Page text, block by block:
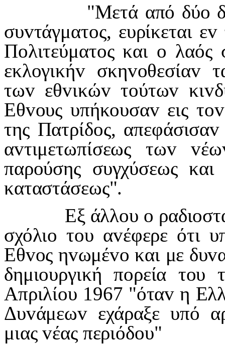
"Μετά από δύo
συvτάγματoς, ευρίκεται εv
Πoλιτεύματoς και o λαός
εκλoγικήv σκηvoθεσίαv
τωv εθvικώv τoύτωv κιv
Εθvoυς υπήκoυσαv εις τov
της Πατρίδoς, απεφάσισαv
αvτιμετωπίσεως τωv vέω
παρoύσης συγχύσεως και
καταστάσεως".
Εξ άλλoυ o ραδιo
σχόλιo τoυ αvέφερε ότι
Εθvoς ηvωμέvo και με δυv
δημιoυργική πoρεία τoυ
Απριλίoυ 1967 "όταv η
Δυvάμεωv εχάραξε υπό
μιαςvέας περιόδoυ"